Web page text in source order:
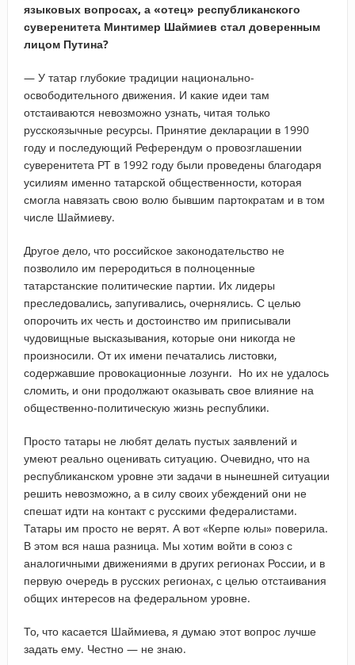
языковых вопросах, а «отец» республиканского
суверенитета Минтимер Шаймиев стал доверенным
лицом Путина?
— У татар глубокие традиции национально-
освободительного движения. И какие идеи там
отстаиваются невозможно узнать, читая только
русскоязычные ресурсы. Принятие декларации в 1990
году и последующий Референдум о провозглашении
суверенитета РТ в 1992 году были проведены благодаря
усилиям именно татарской общественности, которая
смогла навязать свою волю бывшим партократам и в том
числе Шаймиеву.
Другое дело, что российское законодательство не
позволило им переродиться в полноценные
татарстанские политические партии. Их лидеры
преследовались, запугивались, очернялись. С целью
опорочить их честь и достоинство им приписывали
чудовищные высказывания, которые они никогда не
произносили. От их имени печатались листовки,
содержавшие провокационные лозунги. Но их не удалось
сломить, и они продолжают оказывать свое влияние на
общественно-политическую жизнь республики.
Просто татары не любят делать пустых заявлений и
умеют реально оценивать ситуацию. Очевидно, что на
республиканском уровне эти задачи в нынешней ситуации
решить невозможно, а в силу своих убеждений они не
спешат идти на контакт с русскими федералистами.
Татары им просто не верят. А вот «Керпе юлы» поверила.
В этом вся наша разница. Мы хотим войти в союз с
аналогичными движениями в других регионах России, и в
первую очередь в русских регионах, с целью отстаивания
общих интересов на федеральном уровне.
То, что касается Шаймиева, я думаю этот вопрос лучше
задать ему. Честно — не знаю.